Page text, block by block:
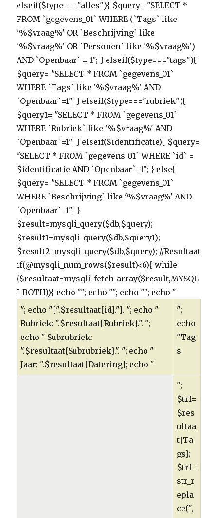
elseif($type==="alles"){ $query= "SELECT *
FROM `gegevens_01` WHERE (`Tags` like
'%$vraag%' OR `Beschrijving` like
'%$vraag%' OR `Personen` like '%$vraag%')
AND `Openbaar` = 1"; } elseif($type==="tags"){
$query= "SELECT * FROM `gegevens_01`
WHERE `Tags` like '%$vraag%' AND
`Openbaar`=1"; } elseif($type==="rubriek"){
$query1= "SELECT * FROM `gegevens_01`
WHERE `Rubriek` like '%$vraag%' AND
`Openbaar`=1"; } elseif($identificatie){ $query=
"SELECT * FROM `gegevens_01` WHERE `id` =
$identificatie AND `Openbaar`=1"; } else{
$query= "SELECT * FROM `gegevens_01`
WHERE `Beschrijving` like '%$vraag%' AND
`Openbaar`=1"; }
$result=mysqli_query($db,$query);
$result1=mysqli_query($db,$query1);
$result2=mysqli_query($db,$query); //Resultaat
if(@mysqli_num_rows($result)<6){ while
($resultaat=mysqli_fetch_array($result,MYSQL
I_BOTH)){ echo ""; echo ""; echo ""; echo "
"; echo "[".$resultaat[id]."]. "; echo "
Rubriek: ".$resultaat[Rubriek].". ";
echo " Subrubriek:
".$resultaat[Subrubriek].". "; echo "
Jaar: ".$resultaat[Datering]; echo "
";
echo
"Tag
s:
";
$trf=
$res
ultaa
t[Ta
gs];
$trf=
str_r
epla
ce(",